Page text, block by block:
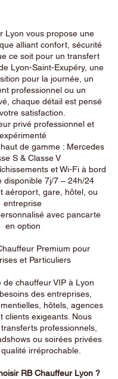
Lyon vous propose une
alliant confort, sécurité
ce soit pour un transfert
Lyon-Saint-Exupéry, une
pour la journée, un
professionnel ou un
chaque détail est pensé
satisfaction.
privé professionnel et
expérimenté
de gamme : Mercedes
S & Classe V
et Wi-Fi à bord
7j/7 – 24h/24
gare, hôtel, ou
entreprise
avec pancarte
en option
Premium pour
et Particuliers
de chauffeur VIP à Lyon
des entreprises,
hôtels, agences
clients exigeants. Nous
professionnels,
ou soirées privées
irréprochable.
RB Chauffeur Lyon ?